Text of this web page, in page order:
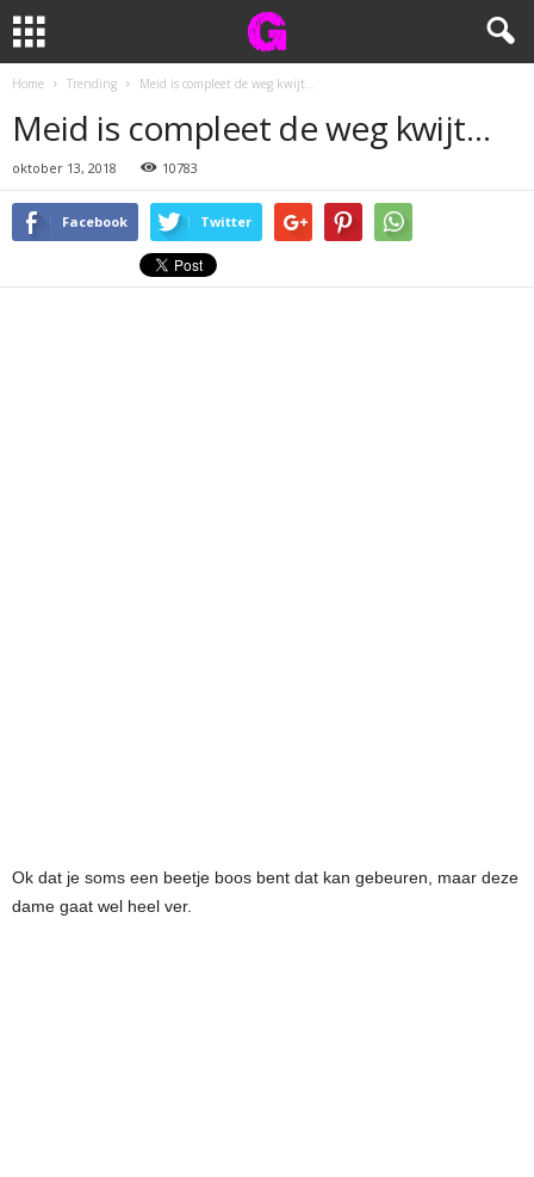
Home Trending Meid is compleet de weg kwijt…
Meid is compleet de weg kwijt…
oktober 13, 2018 10783
Facebook Twitter
Ok dat je soms een beetje boos bent dat kan gebeuren, maar deze
dame gaat wel heel ver.